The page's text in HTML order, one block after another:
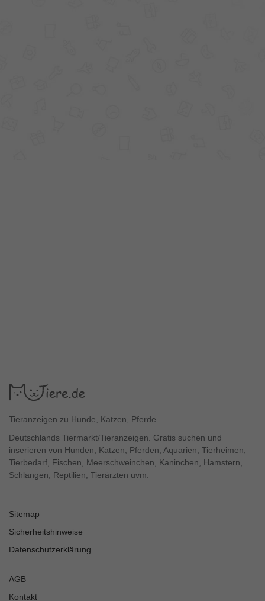
Tieranzeigen zu Hunde, Katzen, Pferde.
Deutschlands Tiermarkt/Tieranzeigen. Gratis suchen und
inserieren von Hunden, Katzen, Pferden, Aquarien, Tierheimen,
Tierbedarf, Fischen, Meerschweinchen, Kaninchen, Hamstern,
Schlangen, Reptilien, Tierärzten uvm.
Sitemap
Sicherheitshinweise
Datenschutzerklärung
AGB
Kontakt